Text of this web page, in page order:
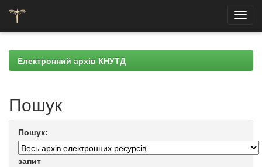
navigationЕлектронний архів КНУТД
Пошук
Пошук:
запит